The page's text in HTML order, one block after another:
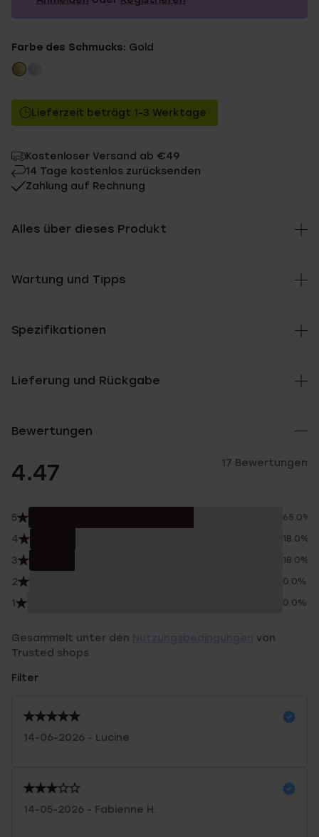
Ohne Mitgliederrabatt
Farbe des Schmucks: Gold
Lieferzeit beträgt 1-3 Werktage
Kostenloser Versand ab €49
14 Tage kostenlos zurücksenden
Zahlung auf Rechnung
Alles über dieses Produkt
Wartung und Tipps
Spezifikationen
Lieferung und Rückgabe
Bewertungen
4.47 17 Bewertungen
5 65.0%
4 18.0%
3 18.0%
2 0.0%
1 0.0%
Gesammelt unter den
von
Trusted shops
Filter
14-06-2026 - Lucine
14-05-2026 - Fabienne H.